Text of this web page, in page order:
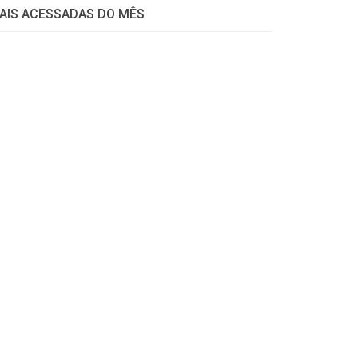
ACESSADAS DO MÊS